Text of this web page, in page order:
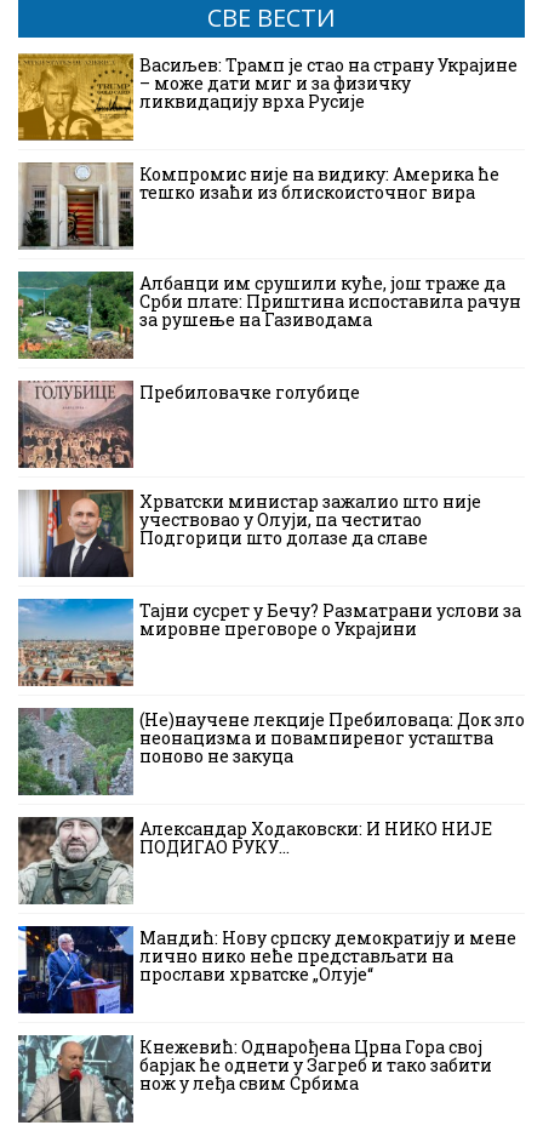
СВЕ ВЕСТИ
Васиљев: Трамп је стао на страну Украјине
– може дати миг и за физичку
ликвидацију врха Русије
Компромис није на видику: Америка ће
тешко изаћи из блискоисточног вира
Албанци им срушили куће, још траже да
Срби плате: Приштина испоставила рачун
за рушење на Газиводама
Пребиловачке голубице
Хрватски министар зажалио што није
учествовао у Олуји, па честитао
Подгорици што долазе да славе
Тајни сусрет у Бечу? Разматрани услови за
мировне преговоре о Украјини
(Не)научене лекције Пребиловаца: Док зло
неонацизма и повампиреног усташтва
поново не закуца
Александар Ходаковски: И НИКО НИЈЕ
ПОДИГАО РУКУ…
Мандић: Нову српску демократију и мене
лично нико неће представљати на
прослави хрватске „Олује“
Кнежевић: Однарођена Црна Гора свој
барјак ће однети у Загреб и тако забити
нож у леђа свим Србима